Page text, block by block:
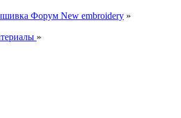
Форум New embroidery »
»